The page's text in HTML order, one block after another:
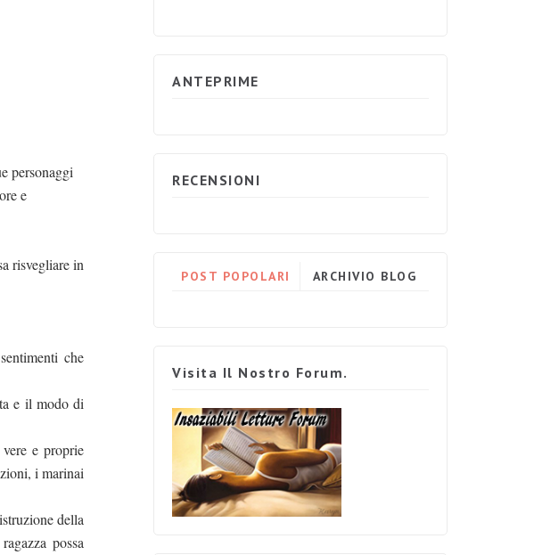
personaggi
e
risvegliare in
che
e il modo di
e proprie
i marinai
della
possa
ANTEPRIME
RECENSIONI
POST POPOLARI ARCHIVIO BLOG
Visita Il Nostro Forum.